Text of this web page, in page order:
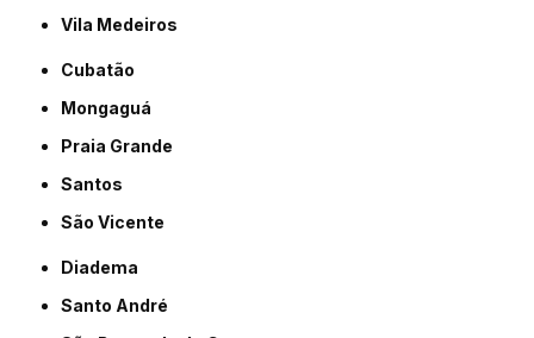
Vila Medeiros
Cubatão
Mongaguá
Praia Grande
Santos
São Vicente
Diadema
Santo André